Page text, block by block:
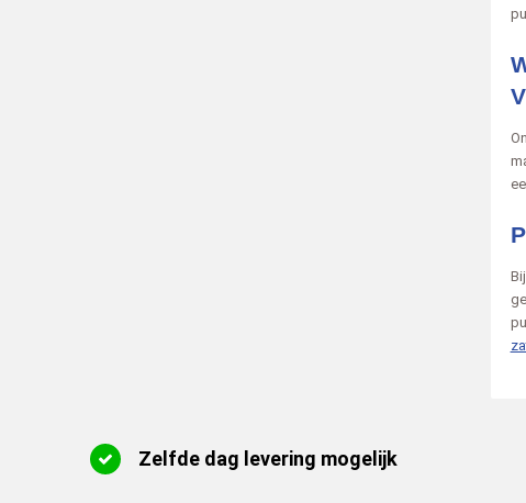
Zelfde dag levering mogelijk